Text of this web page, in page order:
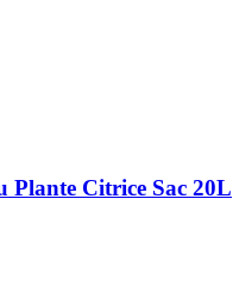
Plante Citrice Sac 20L